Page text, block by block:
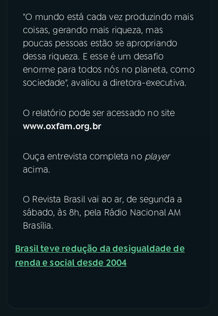
Instagram X
TikTok
"O mundo está cada vez produzindo mais
coisas, gerando mais riqueza, mas
poucas pessoas estão se apropriando
dessa riqueza. E esse é um desafio
enorme para todos nós no planeta, como
sociedade", avaliou a diretora-executiva.
O relatório pode ser acessado no site
www.oxfam.org.br
Ouça entrevista completa no player
acima.
O Revista Brasil vai ao ar, de segunda a
sábado, às 8h, pela Rádio Nacional AM
Brasília.
Brasil teve redução da desigualdade de
renda e social desde 2004